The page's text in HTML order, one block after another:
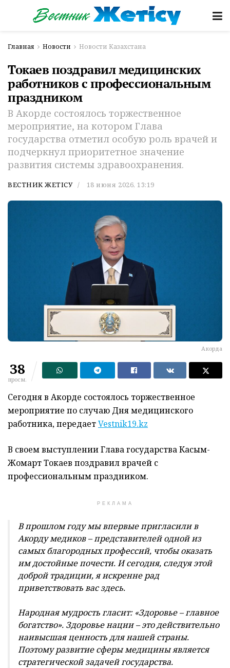
Главная Новости Новости Казахстана
Токаев поздравил медицинских
работников с профессиональным
праздником
В Акорде состоялось торжественное
мероприятие, на котором Глава
государства отметил особую роль врачей и
подчеркнул приоритетное значение
развития системы здравоохранения.
ВЕСТНИК ЖЕТІСУ 18 июня 2026, 13:19
Акорда
38
просм.
Сегодня в Акорде состоялось торжественное
мероприятие по случаю Дня медицинского
работника, передаетVestnik19.kz
В своем выступлении Глава государства Касым-
Жомарт Токаев поздравил врачей с
профессиональным праздником.
РЕКЛАМА
В прошлом году мы впервые пригласили в
Акорду медиков – представителей одной из
самых благородных профессий, чтобы оказать
им достойные почести. И сегодня, следуя этой
доброй традиции, я искренне рад
приветствовать вас здесь.
Народная мудрость гласит: «Здоровье – главное
богатство». Здоровье нации – это действительно
наивысшая ценность для нашей страны.
Поэтому развитие сферы медицины является
стратегической задачей государства.